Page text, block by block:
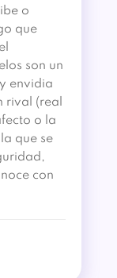
o
que
son un
envidia
rival (real
o la
que se
con